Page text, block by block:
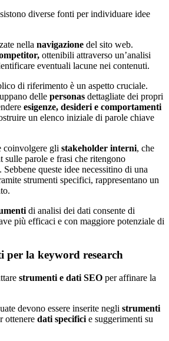
diverse fonti per individuare idee
nella navigazione del sito web.
ottenibili attraverso un’analisi
eventuali lacune nei contenuti.
di riferimento è un aspetto cruciale.
delle personas dettagliate dei propri
esigenze, desideri e comportamenti
un elenco iniziale di parole chiave
coinvolgere gli stakeholder interni, che
sulle parole e frasi che ritengono
Sebbene queste idee necessitino di una
strumenti specifici, rappresentano un
di analisi dei dati consente di
più efficaci e con maggiore potenziale di
per la keyword research
strumenti e dati SEO per affinare la
devono essere inserite negli strumenti
ottenere dati specifici e suggerimenti su